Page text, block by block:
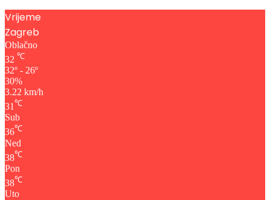
Vrijeme
Zagreb
Oblačno
32 ℃
32º - 26º
30%
3.22 km/h
31℃
Sub
36℃
Ned
38℃
Pon
38℃
Uto